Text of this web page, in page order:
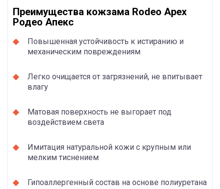
Преимущества кожзама Rodeo Apex
Родео Апекс
Повышенная устойчивость к истиранию и
механическим повреждениям
Легко очищается от загрязнений, не впитывает
влагу
Матовая поверхность не выгорает под
воздействием света
Имитация натуральной кожи с крупным или
мелким тиснением
Гипоаллергенный состав на основе полиуретана